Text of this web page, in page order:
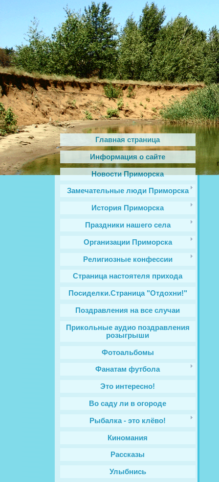
Главная страница
Информация о сайте
Новости Приморска
Замечательные люди Приморска
История Приморска
Праздники нашего села
Организации Приморска
Религиозные конфессии
Cтраница настоятеля прихода
Посиделки.Страница "Отдохни!"
Поздравления на все случаи
Прикольные аудио поздравления
розыгрыши
Фотоальбомы
Фанатам футбола
Это интересно!
Во саду ли в огороде
Рыбалка - это клёво!
Киномания
Рассказы
Улыбнись